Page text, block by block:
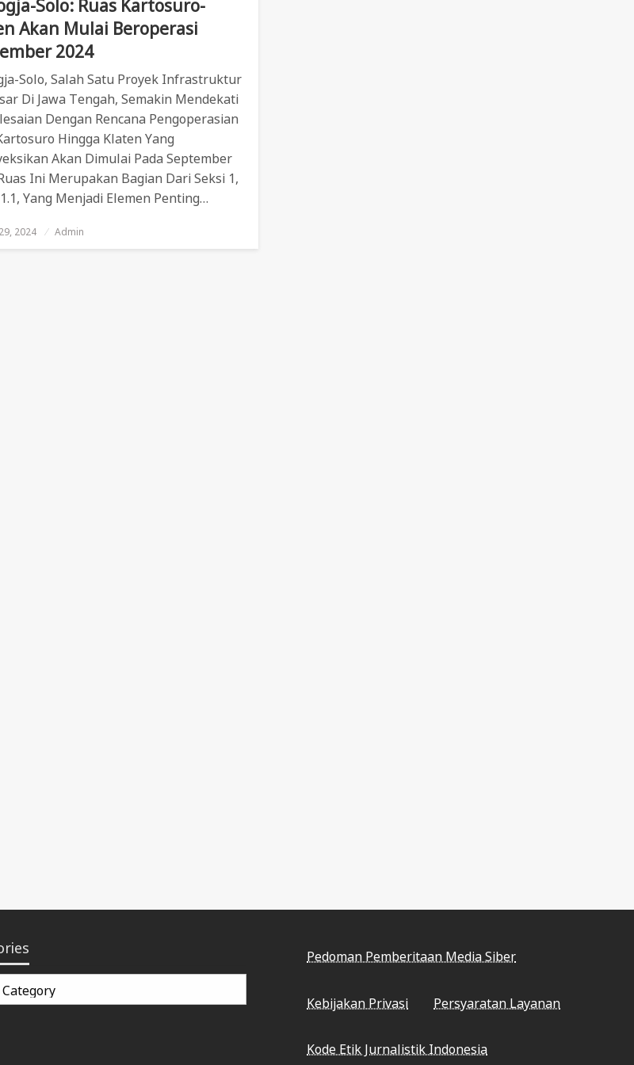
Solo: Ruas Kartosuro-
Akan Mulai Beroperasi
2024
Solo, Salah Satu Proyek Infrastruktur
Di Jawa Tengah, Semakin Mendekati
Dengan Rencana Pengoperasian
Hingga Klaten Yang
Akan Dimulai Pada September
Ini Merupakan Bagian Dari Seksi 1,
Yang Menjadi Elemen Penting…
2024 Admin
Pedoman Pemberitaan Media Siber
Kebijakan Privasi Persyaratan Layanan
Kode Etik Jurnalistik Indonesia